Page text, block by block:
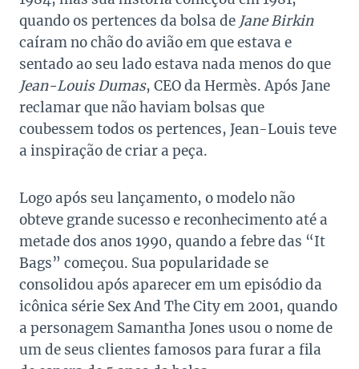
quando os pertences da bolsa de Jane Birkin
caíram no chão do avião em que estava e
sentado ao seu lado estava nada menos do que
Jean-Louis Dumas, CEO da Hermès. Após Jane
reclamar que não haviam bolsas que
coubessem todos os pertences, Jean-Louis teve
a inspiração de criar a peça.
Logo após seu lançamento, o modelo não
obteve grande sucesso e reconhecimento até a
metade dos anos 1990, quando a febre das “It
Bags” começou. Sua popularidade se
consolidou após aparecer em um episódio da
icônica série Sex And The City em 2001, quando
a personagem Samantha Jones usou o nome de
um de seus clientes famosos para furar a fila